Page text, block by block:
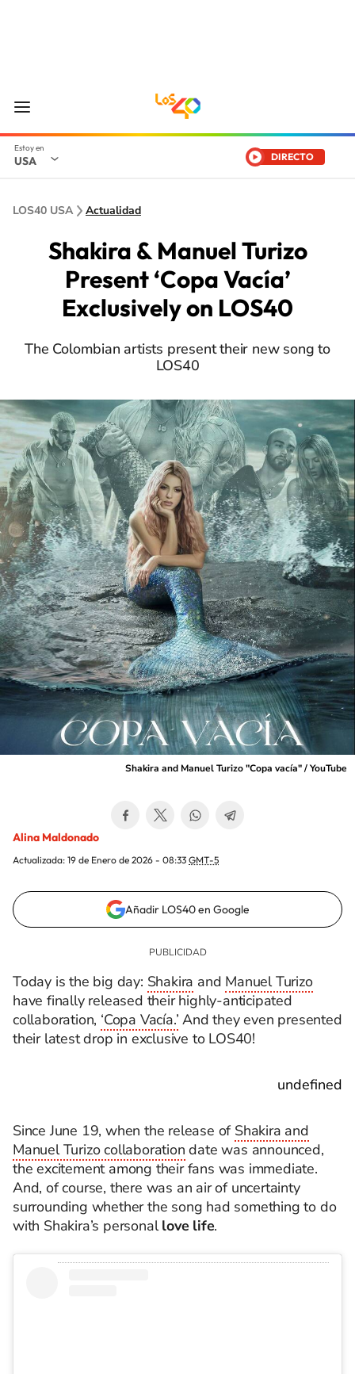
USA DIRECTO
LOS40 USA Actualidad
Shakira & Manuel Turizo
Present ‘Copa Vacía’
Exclusively on LOS40
The Colombian artists present their new song to
LOS40
Shakira and Manuel Turizo "Copa vacía" / YouTube
Alina Maldonado
Actualizada: 19 de Enero de 2026 - 08:33 GMT-5
Añadir LOS40 en Google
Today is the big day: Shakira and Manuel Turizo
have finally released their highly-anticipated
collaboration, ‘Copa Vacía.’ And they even presented
their latest drop in exclusive to LOS40!
undefined
Since June 19, when the release of Shakira and
Manuel Turizo collaboration date was announced,
the excitement among their fans was immediate.
And, of course, there was an air of uncertainty
surrounding whether the song had something to do
with Shakira’s personallove life.